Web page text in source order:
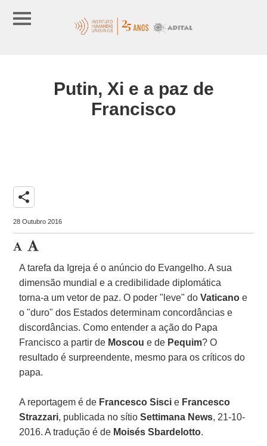
Putin, Xi e a paz de
Francisco
share
28 Outubro 2016
A tarefa da Igreja é o anúncio do Evangelho. A sua
dimensão mundial e a credibilidade diplomática
torna-a um vetor de paz. O poder "leve" doVaticano e
o "duro" dos Estados determinam concordâncias e
discordâncias. Como entender a ação do Papa
Francisco a partir de Moscou e de Pequim? O
resultado é surpreendente, mesmo para os críticos do
papa.
A reportagem é de Francesco Siscie Francesco
Strazzari, publicada no sítioSettimana News, 21-10-
2016. A tradução é de Moisés Sbardelotto.